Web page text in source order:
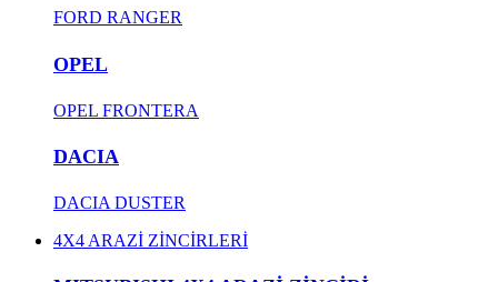
FORD RANGER
OPEL
OPEL FRONTERA
DACIA
DACIA DUSTER
4X4 ARAZİ ZİNCİRLERİ